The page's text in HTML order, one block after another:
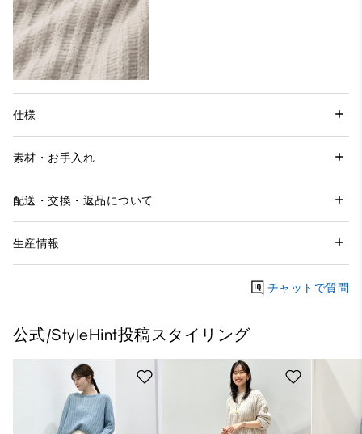
仕様
素材・お手入れ
配送・交換・返品について
生産情報
チャットで質問
公式/StyleHint投稿スタイリング